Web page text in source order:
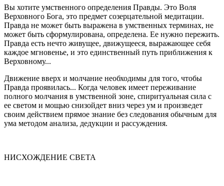
Вы хотите умственного определения Правды. Это Воля
Верхов­ного Бога, это предмет созерцательной медитации.
Правда не может быть выражена в умственных терминах, не
может быть сформулирова­на, определена. Ее нужно пережить.
Правда есть нечто живущее, дви­жущееся, выражающее себя
каждое мгновенье, и это единственный путь приближения к
Верховному...
Движение вверх и молчание необходимы для того, чтобы
Прав­да проявилась... Когда человек имеет переживание
полного молчания в умственной зоне, спиритуальная сила с
ее светом и мощью снизойдет вниз через ум и произведет
своим действием прямое знание без следо­вания обычным для
ума методом анализа, дедукции и рассуждения.
НИСХОЖДЕНИЕ СВЕТА